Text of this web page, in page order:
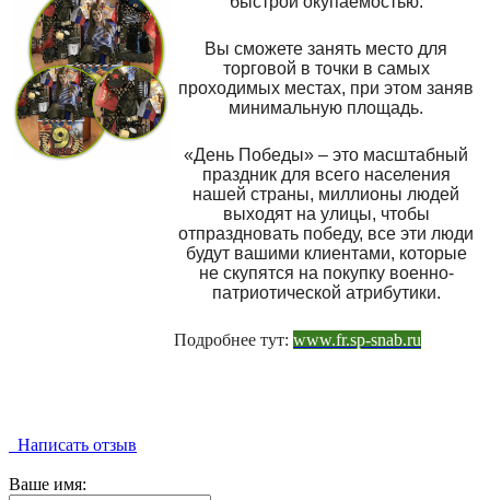
Вы сможете занять место для
торговой в точки в самых
проходимых местах, при этом заняв
минимальную площадь.
«День Победы» – это масштабный
праздник для всего населения
нашей страны, миллионы людей
выходят на улицы, чтобы
отпраздновать победу, все эти люди
будут вашими клиентами, которые
не скупятся на покупку военно-
патриотической атрибутики.
Подробнее тут: www.fr.sp-snab.ru
Написать отзыв
Ваше имя: